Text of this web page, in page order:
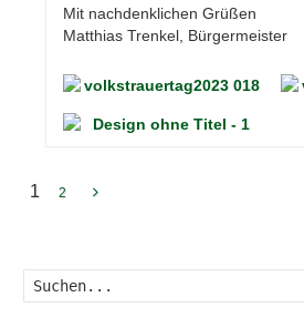
Mit nachdenklichen Grüßen
Matthias Trenkel, Bürgermeister
1 2